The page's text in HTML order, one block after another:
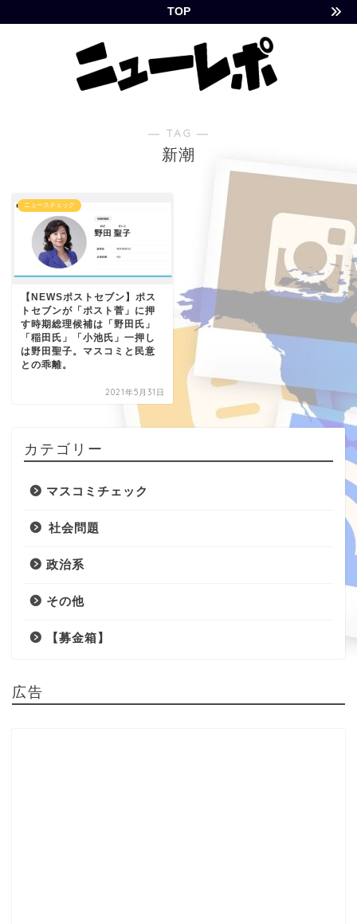
TOP
― TAG ―
新潮
ニュースチェック
【NEWSポストセブン】ポス
トセブンが「ポスト菅」に押
す時期総理候補は「野田氏」
「稲田氏」「小池氏」一押し
は野田聖子。マスコミと民意
との乖離。
2021年5月31日
カテゴリー
マスコミチェック
社会問題
政治系
その他
【募金箱】
広告